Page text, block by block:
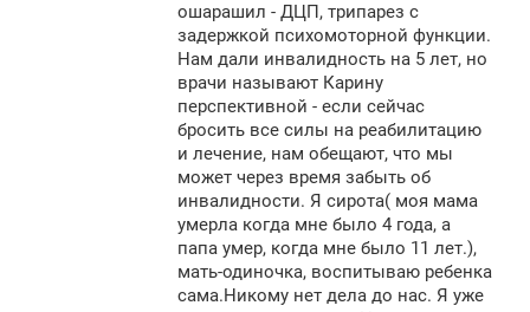
ошарашил - ДЦП, трипарез с
задержкой психомоторной функции.
Нам дали инвалидность на 5 лет, но
врачи называют Карину
перспективной - если сейчас
бросить все силы на реабилитацию
и лечение, нам обещают, что мы
может через время забыть об
инвалидности. Я сирота( моя мама
умерла когда мне было 4 года, а
папа умер, когда мне было 11 лет.),
мать-одиночка, воспитываю ребенка
сама.Никому нет дела до нас. Я уже